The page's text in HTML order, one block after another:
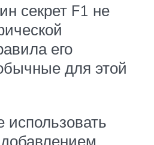
секрет F1 не
его
для этой
использовать